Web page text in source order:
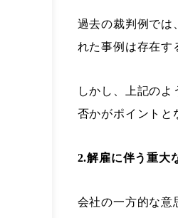
過去の裁判例では
れた事例は存在す
しかし、上記の
否かがポイントと
2.解雇に伴う重大
会社の一方的な意